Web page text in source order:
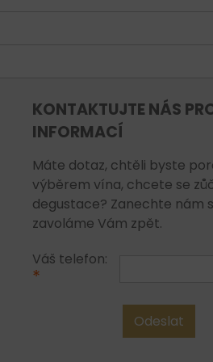
KONTAKTUJTE NÁS
INFORMACÍ
Máte dotaz, chtěli byste
výběrem vína, chcete se
degustace? Zanechte nám
zavoláme Vám zpět.
Váš telefon:
*
Odeslat